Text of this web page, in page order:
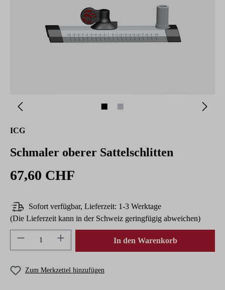
ICG
Schmaler oberer Sattelschlitten
67,60 CHF
Sofort verfügbar, Lieferzeit: 1-3 Werktage
(Die Lieferzeit kann in der Schweiz geringfügig abweichen)
Produkt Anzahl: Gib den gewünschten Wert
In den Warenkorb
Zum Merkzettel hinzufügen